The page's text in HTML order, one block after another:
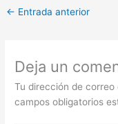
← Entrada anterior
Deja un
Tu dirección de
campos obligatorios